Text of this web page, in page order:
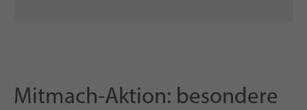
Mitmach-Aktion: besondere